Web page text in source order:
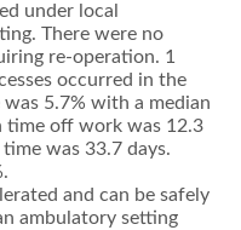
under local
There were no
re-operation. 1
occurred in the
5.7% with a median
time off work was 12.3
was 33.7 days.
and can be safely
ambulatory setting